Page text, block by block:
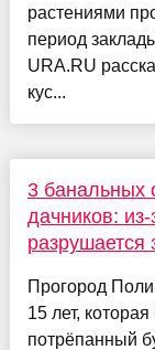
растениями
период
URA.RU
кус...
3 банальных
дачников:
разрушается
Прогород
15 лет,
потрёпанный